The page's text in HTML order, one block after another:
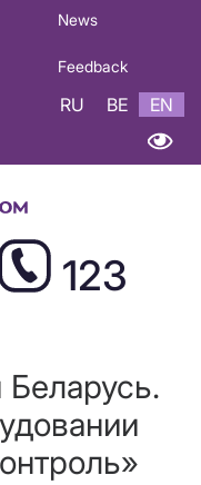
News
Feedback
RU BE EN
123